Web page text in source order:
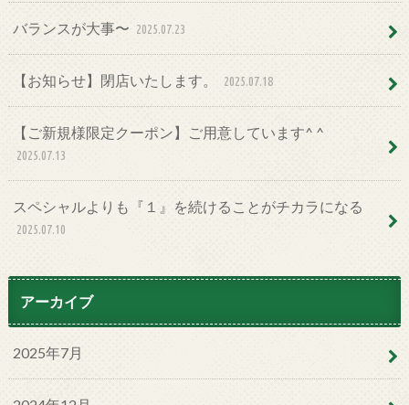
バランスが大事〜 2025.07.23
【お知らせ】閉店いたします。 2025.07.18
【ご新規様限定クーポン】ご用意しています^ ^
2025.07.13
スペシャルよりも『１』を続けることがチカラになる
2025.07.10
アーカイブ
2025年7月